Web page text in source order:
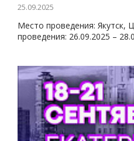
25.09.2025
Место проведения:
проведения: 26.09.2025 –